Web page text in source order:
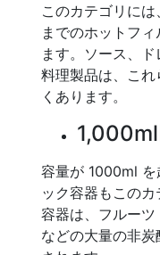
このカテゴリに
までのホットフ
ます。ソース、
料理製品は、こ
くあります。
容量が 1000ml を
ック容器もこの
容器は、フルー
などの大量の非